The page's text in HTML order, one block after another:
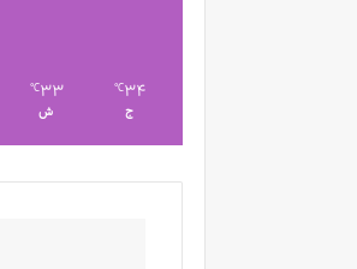
34
℃
ج
33
℃
ش